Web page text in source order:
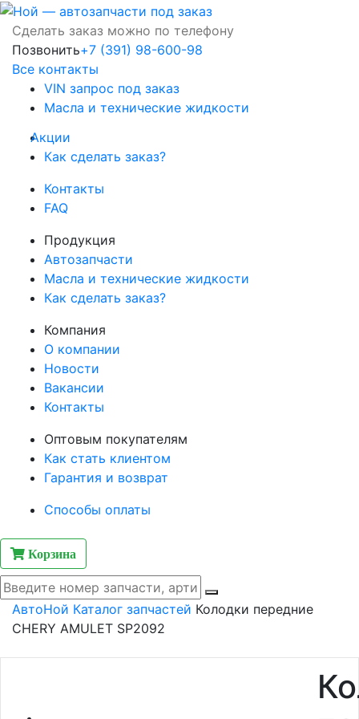
Сделать заказ можно по телефону
Позвонить+7 (391) 98-600-98
Все контакты
VIN запрос под заказ
Масла и технические жидкости
Акции
Как сделать заказ?
Контакты
FAQ
Продукция
Автозапчасти
Масла и технические жидкости
Как сделать заказ?
Компания
О компании
Новости
Вакансии
Контакты
Оптовым покупателям
Как стать клиентом
Гарантия и возврат
Способы оплаты
Корзина
АвтоНой Каталог запчастей Колодки передние
CHERY AMULET SP2092